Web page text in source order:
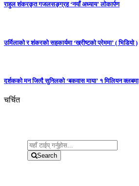
राहुल शंकरकृत गजलसङ्ग्रह ‘नयाँ अध्याय’ लोकार्पण
उर्मिलाको र शंकरको सहकार्यमा ‘ख्रीष्टको प्रेममा’ ( भिडियो )
दर्शकको मन जित्दै सुनिलको ‘बकवास माया’ १ मिलियन क्लबमा
चर्चित
Search